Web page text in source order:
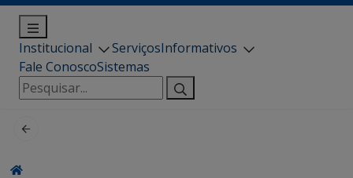
Institucional ServiçosInformativos
Fale ConoscoSistemas
Pesquisar
por: